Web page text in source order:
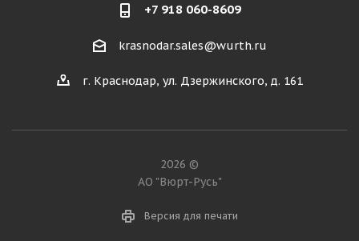
+7 918 060-8609
krasnodar.sales@wurth.ru
г. Краснодар, ул. Дзержинского, д. 161
2026 ©
АО "Вюрт-Русь"
Версия для печати